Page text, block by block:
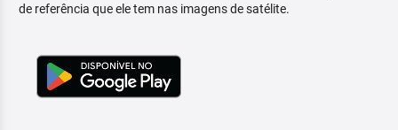
de referência que ele tem nas imagens de satélite.